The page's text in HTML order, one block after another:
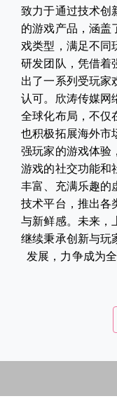
致力于通过技术创
的游戏产品，涵盖
戏类型，满足不同
研发团队，凭借着
出了一系列受玩家
认可。欣涛传媒网
全球化布局，不仅
也积极拓展海外市
强玩家的游戏体验
游戏的社交功能和
丰富、充满乐趣的
技术平台，推出各
与新鲜感。未来，
继续秉承创新与玩
发展，力争成为